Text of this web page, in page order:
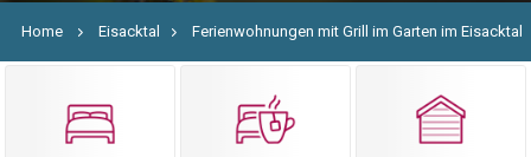
Home Eisacktal Ferienwohnungen mit Grill im Garten im Eisacktal